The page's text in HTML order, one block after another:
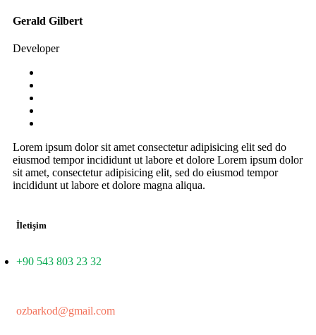
Gerald Gilbert
Developer
Lorem ipsum dolor sit amet consectetur adipisicing elit sed do
eiusmod tempor incididunt ut labore et dolore Lorem ipsum dolor
sit amet, consectetur adipisicing elit, sed do eiusmod tempor
incididunt ut labore et dolore magna aliqua.
İletişim
+90 543 803 23 32
ozbarkod@gmail.com